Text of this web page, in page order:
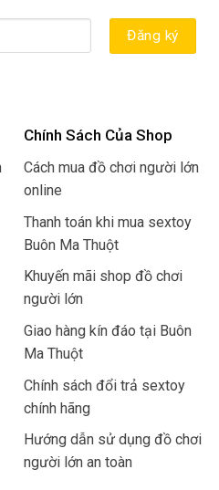
Chính Sách Của Shop
Cách mua đồ chơi người lớn
online
Thanh toán khi mua sextoy
Buôn Ma Thuột
Khuyến mãi shop đồ chơi
người lớn
Giao hàng kín đáo tại Buôn
Ma Thuột
Chính sách đổi trả sextoy
chính hãng
Hướng dẫn sử dụng đồ chơi
người lớn an toàn